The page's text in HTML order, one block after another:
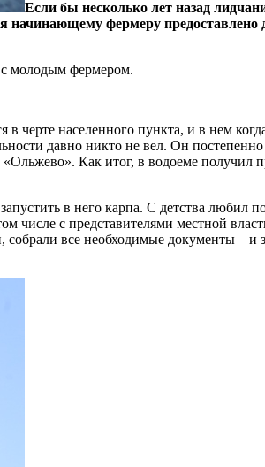
Если бы несколько лет назад
начинающему фермеру предоставлено
с молодым фермером.
черте населенного пункта, и в нем
давно никто не вел. Он
Как итог, в водоеме получил
в него карпа. С детства любил
числе с представителями местной
собрали все необходимые документы – и